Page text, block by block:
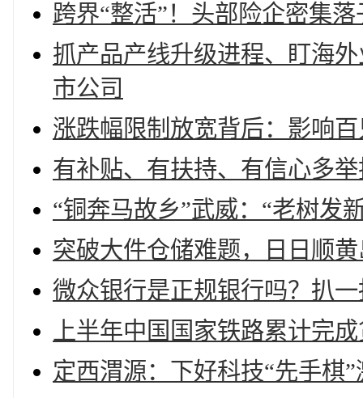
跨界“整活”！头部险企密集
抓产品产线升级进程、盯海
市公司
涨跌幅限制放宽背后：影响
有补贴、有扶持、有信心多
“铜奔马故乡”武威：“老树发
突破大件仓储难题，日日顺
微众银行是正规银行吗？扒
上半年中国国家铁路累计完
定西渭源：下好科技“先手棋